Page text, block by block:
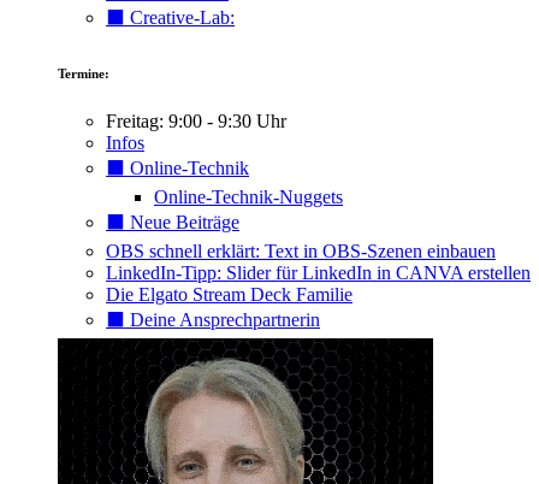
⬛️ Creative-Lab:
Termine:
Freitag: 9:00 - 9:30 Uhr
Infos
⬛️ Online-Technik
Online-Technik-Nuggets
⬛️ Neue Beiträge
OBS schnell erklärt: Text in OBS-Szenen einbauen
LinkedIn-Tipp: Slider für LinkedIn in CANVA erstellen
Die Elgato Stream Deck Familie
⬛️ Deine Ansprechpartnerin